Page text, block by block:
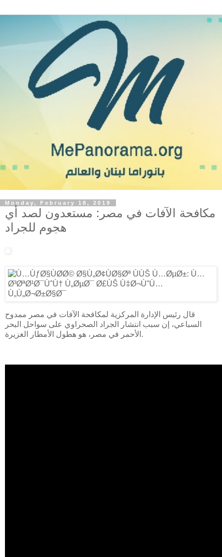
Monday, February 18, 2019
مكافحة الآفات في مصر: مستعدون لصد أي
هجوم للجراد
قال رئيس الإدارة المركزية لمكافحة الآفات في مصر ممدوح
السباعي، إن سبب انتشار الجراد الصحراوي على سواحل البحر
الأحمر في مصر، هو هطول الأمطار الغزيرة.